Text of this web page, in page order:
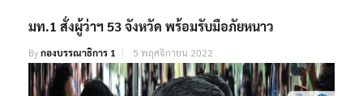
มท.1 สั่งผู้ว่าฯ 53 จังหวัด พร้อมรับมือภัยหนาว
By กองบรรณาธิการ 1 5 พฤศจิกายน 2022